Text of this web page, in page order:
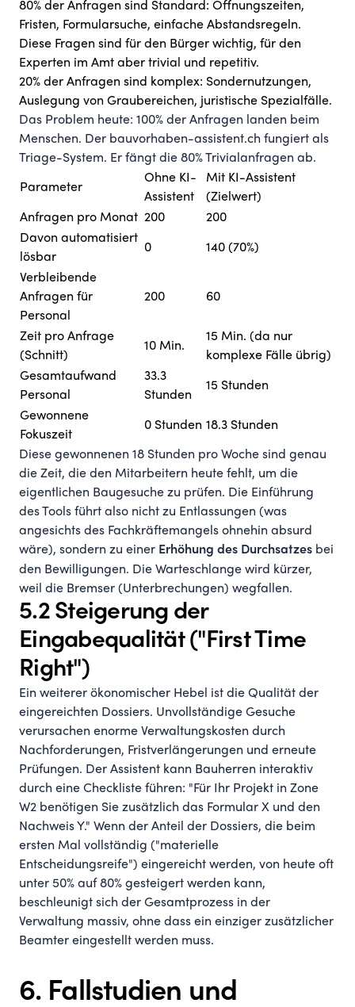
80% der Anfragen sind Standard: Öffnungszeiten,
Fristen, Formularsuche, einfache Abstandsregeln.
Diese Fragen sind für den Bürger wichtig, für den
Experten im Amt aber trivial und repetitiv.
20% der Anfragen sind komplex: Sondernutzungen,
Auslegung von Graubereichen, juristische Spezialfälle.
Das Problem heute: 100% der Anfragen landen beim
Menschen. Der bauvorhaben-assistent.ch fungiert als
Triage-System. Er fängt die 80% Trivialanfragen ab.
Parameter
Ohne KI-
Assistent
Mit KI-Assistent
(Zielwert)
Anfragen pro Monat 200
200
Davon automatisiert
lösbar
0 140 (70%)
Verbleibende
Anfragen für
Personal
200 60
Zeit pro Anfrage
(Schnitt)
10 Min.
15 Min. (da nur
komplexe Fälle übrig)
Gesamtaufwand
Personal
33.3
Stunden
15 Stunden
Gewonnene
Fokuszeit
0 Stunden 18.3 Stunden
Diese gewonnenen 18 Stunden pro Woche sind genau
die Zeit, die den Mitarbeitern heute fehlt, um die
eigentlichen Baugesuche zu prüfen. Die Einführung
des Tools führt also nicht zu Entlassungen (was
angesichts des Fachkräftemangels ohnehin absurd
wäre), sondern zu einer Erhöhung des Durchsatzes bei
den Bewilligungen. Die Warteschlange wird kürzer,
weil die Bremser (Unterbrechungen) wegfallen.
5.2 Steigerung der
Eingabequalität ("First Time
Right")
Ein weiterer ökonomischer Hebel ist die Qualität der
eingereichten Dossiers. Unvollständige Gesuche
verursachen enorme Verwaltungskosten durch
Nachforderungen, Fristverlängerungen und erneute
Prüfungen. Der Assistent kann Bauherren interaktiv
durch eine Checkliste führen: "Für Ihr Projekt in Zone
W2 benötigen Sie zusätzlich das Formular X und den
Nachweis Y." Wenn der Anteil der Dossiers, die beim
ersten Mal vollständig ("materielle
Entscheidungsreife") eingereicht werden, von heute oft
unter 50% auf 80% gesteigert werden kann,
beschleunigt sich der Gesamtprozess in der
Verwaltung massiv, ohne dass ein einziger zusätzlicher
Beamter eingestellt werden muss.
6. Fallstudien und